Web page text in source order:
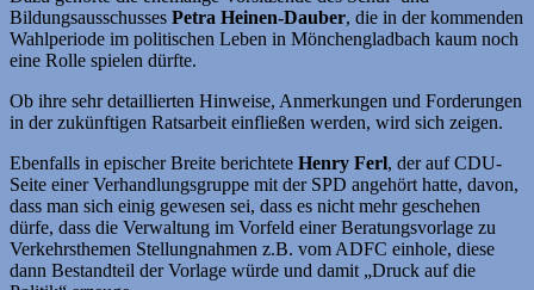
Bildungsausschusses Petra Heinen-Dauber, die in der kommenden
Wahlperiode im politischen Leben in Mönchengladbach kaum noch
eine Rolle spielen dürfte.
Ob ihre sehr detaillierten Hinweise, Anmerkungen und Forderungen
in der zukünftigen Ratsarbeit einfließen werden, wird sich zeigen.
Ebenfalls in epischer Breite berichtete Henry Ferl, der auf CDU-
Seite einer Verhandlungsgruppe mit der SPD angehört hatte, davon,
dass man sich einig gewesen sei, dass es nicht mehr geschehen
dürfe, dass die Verwaltung im Vorfeld einer Beratungsvorlage zu
Verkehrsthemen Stellungnahmen z.B. vom ADFC einhole, diese
dann Bestandteil der Vorlage würde und damit „Druck auf die